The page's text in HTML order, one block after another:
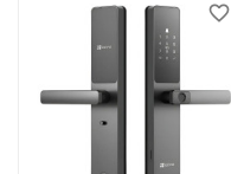
favorite_border